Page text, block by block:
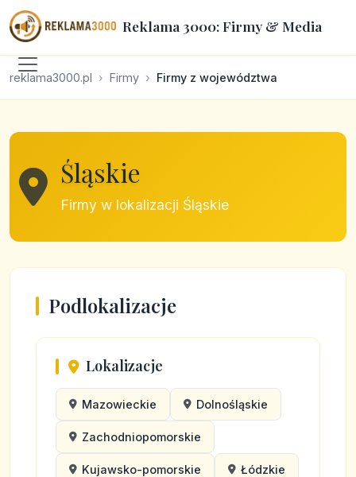
Reklama 3000: Firmy & Media
reklama3000.pl Firmy Firmy z województwa
Śląskie
Firmy w lokalizacji Śląskie
Podlokalizacje
Lokalizacje
Mazowieckie Dolnośląskie
Zachodniopomorskie
Kujawsko-pomorskie Łódzkie